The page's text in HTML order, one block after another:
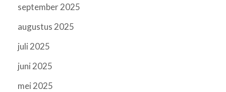
september 2025
augustus 2025
juli 2025
juni 2025
mei 2025